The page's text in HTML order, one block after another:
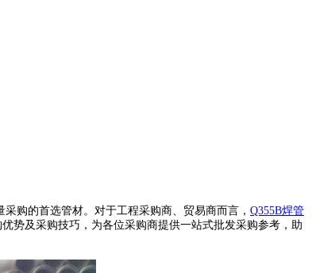
购的首选管材。对于工程采购商、贸易商而言， Q355B焊管
势及采购技巧，为各位采购商提供一站式批发采购参考，助